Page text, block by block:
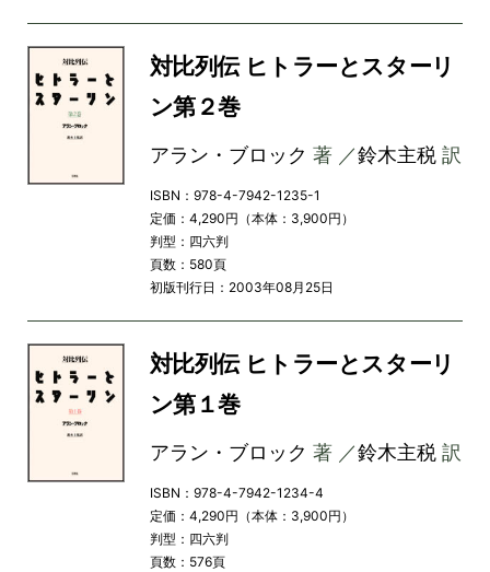
対比列伝 ヒトラーとスターリ
ン第２巻
アラン・ブロック 著 ／鈴木主税訳
ISBN：978-4-7942-1235-1
定価：4,290円（本体：3,900円）
判型：四六判
頁数：580頁
初版刊行日：2003年08月25日
対比列伝 ヒトラーとスターリ
ン第１巻
アラン・ブロック 著 ／鈴木主税訳
ISBN：978-4-7942-1234-4
定価：4,290円（本体：3,900円）
判型：四六判
頁数：576頁